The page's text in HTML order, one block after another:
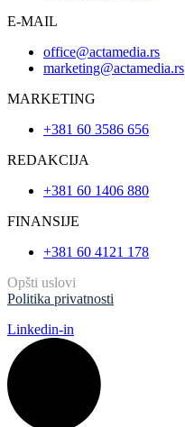
E-MAIL
office@actamedia.rs
marketing@actamedia.rs
MARKETING
+381 60 3586 656
REDAKCIJA
+381 60 1406 880
FINANSIJE
+381 60 4121 178
Opšti uslovi
Politika privatnosti
Linkedin-in